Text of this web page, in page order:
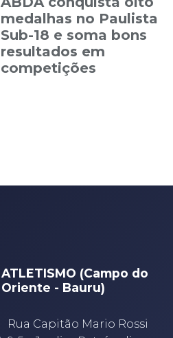
medalhas no Paulista
Sub-18 e soma bons
resultados em
competições
ATLETISMO (Campo do
Oriente - Bauru)
Rua Capitão Mario Rossi